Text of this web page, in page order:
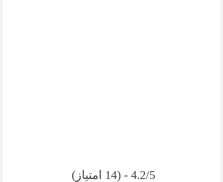
4.2/5 - (14 امتیاز)